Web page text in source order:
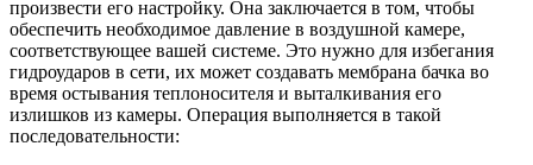
произвести его настройку. Она заключается в том, чтобы
обеспечить необходимое давление в воздушной камере,
соответствующее вашей системе. Это нужно для избегания
гидроударов в сети, их может создавать мембрана бачка во
время остывания теплоносителя и выталкивания его
излишков из камеры. Операция выполняется в такой
последовательности: